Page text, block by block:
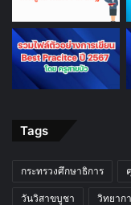
Tags
กระทรวงศึกษาธิการ
วันวิสาขบูชา วิทยาก